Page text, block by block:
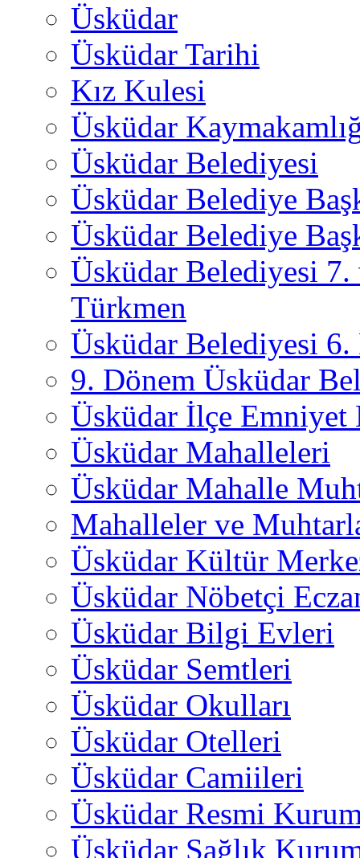
Üsküdar
Üsküdar Tarihi
Kız Kulesi
Üsküdar
Üsküdar Belediyesi
Üsküdar Belediye
Üsküdar Belediye
Üsküdar Belediyesi
Türkmen
Üsküdar Belediyesi 6.
9. Dönem Üsküdar
Üsküdar İlçe
Üsküdar Mahalleleri
Üsküdar Mahalle
Mahalleler ve
Üsküdar Kültür
Üsküdar Nöbetçi
Üsküdar Bilgi Evleri
Üsküdar Semtleri
Üsküdar Okulları
Üsküdar Otelleri
Üsküdar Camiileri
Üsküdar Resmi
Üsküdar Sağlık